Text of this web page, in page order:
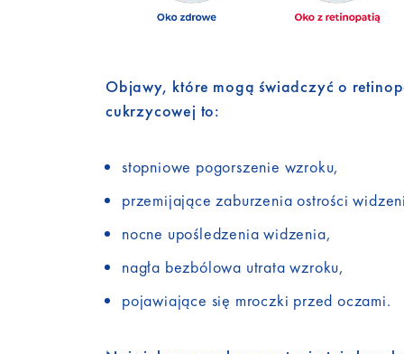
Objawy, które mogą świadczyć o
cukrzycowej to:
stopniowe pogorszenie wzroku,
przemijające zaburzenia ostrości
nocne upośledzenia widzenia,
nagła bezbólowa utrata wzroku,
pojawiające się mroczki przed oczami.